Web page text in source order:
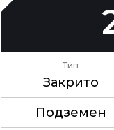
Тип
Закрито
Подземен